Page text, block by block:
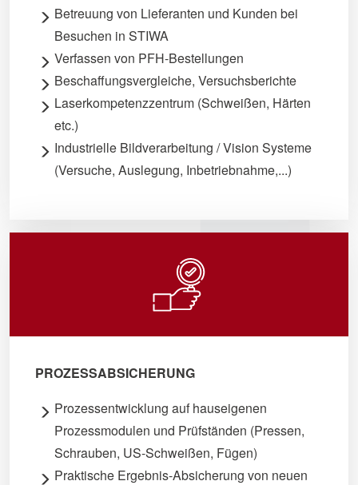
Betreuung von Lieferanten und Kunden bei
Besuchen in STIWA
Verfassen von PFH-Bestellungen
Beschaffungsvergleiche, Versuchsberichte
Laserkompetenzzentrum (Schweißen, Härten
etc.)
Industrielle Bildverarbeitung / Vision Systeme
(Versuche, Auslegung, Inbetriebnahme,...)
PROZESSABSICHERUNG
Prozessentwicklung auf hauseigenen
Prozessmodulen und Prüfständen (Pressen,
Schrauben, US-Schweißen, Fügen)
Praktische Ergebnis-Absicherung von neuen